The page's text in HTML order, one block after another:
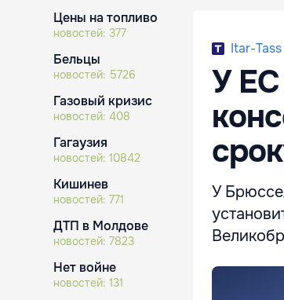
Цены на топливо
новостей: 377
Бельцы
новостей: 5726
Газовый кризис
новостей: 408
Гагаузия
новостей: 10842
Кишинев
новостей: 771
ДТП в Молдове
новостей: 7823
Нет войне
новостей: 131
Itar-Tass
У ЕС
У